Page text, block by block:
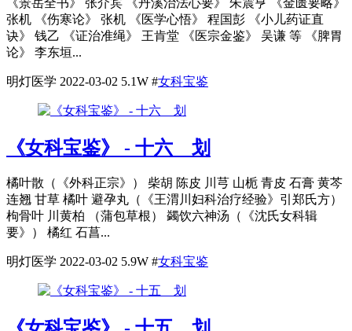
张机 《伤寒论》 张机 《医学心悟》 程国彭 《小儿药证直
诀》 钱乙 《证治准绳》 王肯堂 《医宗金鉴》 吴谦 等 《脾胃
论》 李东垣...
明灯医学 2022-03-02 5.1W #女科宝鉴
《女科宝鉴》 - 十六 划
橘叶散（《外科正宗》） 柴胡 陈皮 川芎 山栀 青皮 石膏 黄芩
连翘 甘草 橘叶 避孕丸（《王渭川妇科治疗经验》引郑氏方）
枸骨叶 川黄柏 （蒲包草根） 蠲饮六神汤（《沈氏女科辑
要》） 橘红 石菖...
明灯医学 2022-03-02 5.9W #女科宝鉴